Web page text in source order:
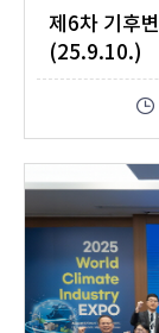
제6차 기후
(25.9.10.)